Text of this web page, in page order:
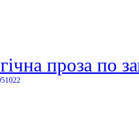
проза по